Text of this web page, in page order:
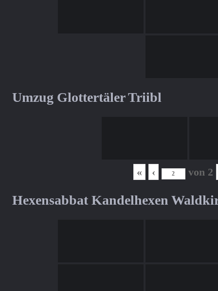
Umzug Glottertäler Triibl
« ‹ von 2
Hexensabbat Kandelhexen